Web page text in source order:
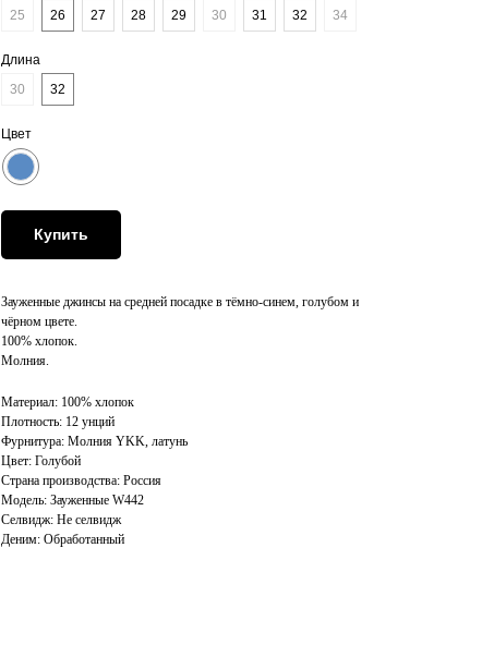
25
26 27 28 29 30 31 32 34
Длина
30
32
Цвет
Купить
Зауженные джинсы на средней посадке в тёмно-синем, голубом и
чёрном цвете.
100% хлопок.
Молния.
Материал: 100% хлопок
Плотность: 12 унций
Фурнитура: Молния YKK, латунь
Цвет: Голубой
Страна производства: Россия
Модель: Зауженные W442
Селвидж: Не селвидж
Деним: Обработанный